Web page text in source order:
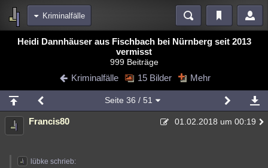
Kriminalfälle
Bereiche
Blogs
Wiki Neuigkeiten
meine Rubriken
Menschen Wissenschaft Politik Mystery Kriminalfälle
Spiritualität
Natur Umfragen
Heidi Dannhäuser aus Fischbach bei Nürnberg seit 2013
vermisst
999 Beiträge
Kriminalfälle 15 Bilder Mehr
Seite 36 / 51
Francis80 01.02.2018 um 00:19
lübke schrieb: